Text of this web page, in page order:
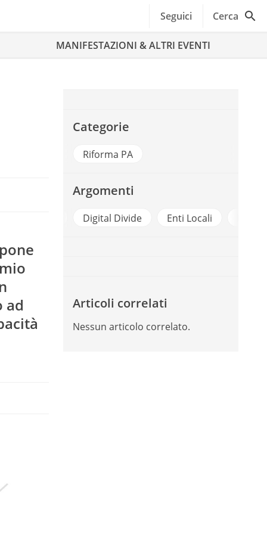
Seguici Cerca
MANIFESTAZIONI & ALTRI EVENTI
ad
Categorie
Riforma PA
Argomenti
Digital Divide Enti Locali
Articoli correlati
Nessun articolo correlato.